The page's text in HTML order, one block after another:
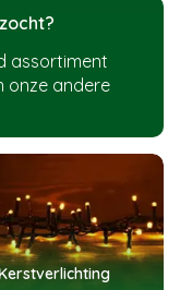
assortiment
onze andere